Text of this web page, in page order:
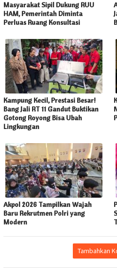
Masyarakat Sipil Dukung RUU
HAM, Pemerintah Diminta
Perluas Ruang Konsultasi
Kampung Kecil, Prestasi Besar!
Bang Jali RT 11 Gandut Buktikan
Gotong Royong Bisa Ubah
Lingkungan
Akpol 2026 Tampilkan Wajah
Baru Rekrutmen Polri yang
Modern
Tambahkan